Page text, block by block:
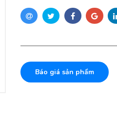
Báo giá sản phẩm